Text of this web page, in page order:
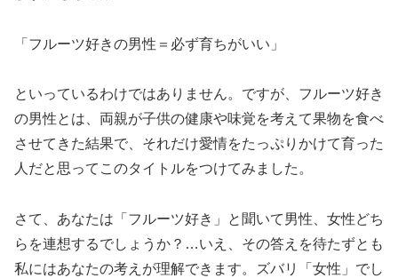
「フルーツ好きの男性＝必ず育ちがいい」
といっているわけではありません。ですが、フルーツ好き
の男性とは、両親が子供の健康や味覚を考えて果物を食べ
させてきた結果で、それだけ愛情をたっぷりかけて育った
人だと思ってこのタイトルをつけてみました。
さて、あなたは「フルーツ好き」と聞いて男性、女性どち
らを連想するでしょうか？…いえ、その答えを待たずとも
私にはあなたの考えが理解できます。ズバリ「女性」でし